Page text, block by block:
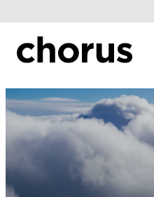
content